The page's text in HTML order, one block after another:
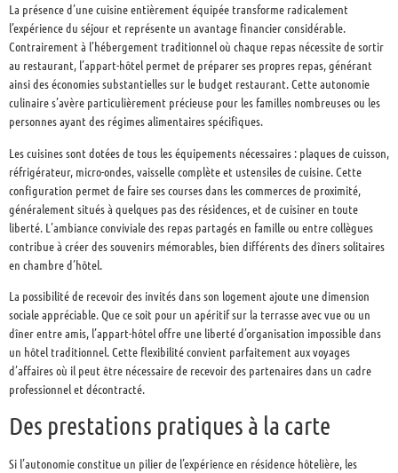
La présence d’une cuisine entièrement équipée transforme radicalement
l’expérience du séjour et représente un avantage financier considérable.
Contrairement à l’hébergement traditionnel où chaque repas nécessite de sortir
au restaurant, l’appart-hôtel permet de préparer ses propres repas, générant
ainsi des économies substantielles sur le budget restaurant. Cette autonomie
culinaire s’avère particulièrement précieuse pour les familles nombreuses ou les
personnes ayant des régimes alimentaires spécifiques.
Les cuisines sont dotées de tous les équipements nécessaires : plaques de cuisson,
réfrigérateur, micro-ondes, vaisselle complète et ustensiles de cuisine. Cette
configuration permet de faire ses courses dans les commerces de proximité,
généralement situés à quelques pas des résidences, et de cuisiner en toute
liberté. L’ambiance conviviale des repas partagés en famille ou entre collègues
contribue à créer des souvenirs mémorables, bien différents des dîners solitaires
en chambre d’hôtel.
La possibilité de recevoir des invités dans son logement ajoute une dimension
sociale appréciable. Que ce soit pour un apéritif sur la terrasse avec vue ou un
dîner entre amis, l’appart-hôtel offre une liberté d’organisation impossible dans
un hôtel traditionnel. Cette flexibilité convient parfaitement aux voyages
d’affaires où il peut être nécessaire de recevoir des partenaires dans un cadre
professionnel et décontracté.
Des prestations pratiques à la carte
Si l’autonomie constitue un pilier de l’expérience en résidence hôtelière, les